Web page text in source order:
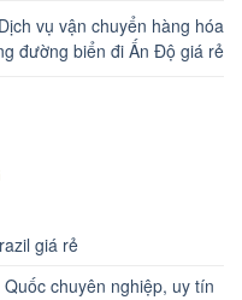
Dịch vụ vận chuyển hàng hóa
đường biển đi Ấn Độ giá rẻ
giá rẻ
chuyên nghiệp, uy tín